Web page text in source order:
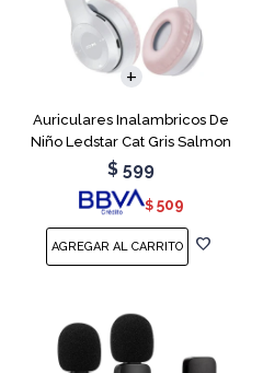
Auriculares Inalambricos De
Niño Ledstar Cat Gris Salmon
$ 599
$ 509